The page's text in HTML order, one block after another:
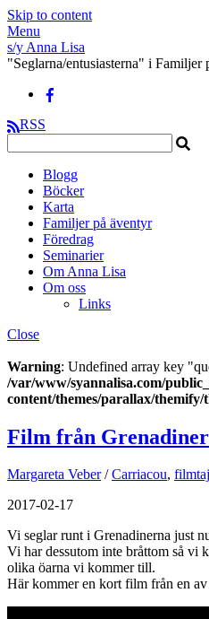
Skip to content
Menu
s/y Anna Lisa
"Seglarna/entusiasterna" i Familjer
RSS
Blogg
Böcker
Karta
Familjer på äventyr
Föredrag
Seminarier
Om Anna Lisa
Om oss
Links
Close
Warning: Undefined array key
/var/www/syannalisa.com/
content/themes/parallax/
Film från
Margareta Veber / Carriacou,
2017-02-17
Vi seglar runt i Grenadinerna just
Vi har dessutom inte bråttom så vi
olika öarna vi kommer till.
Här kommer en kort film från en av